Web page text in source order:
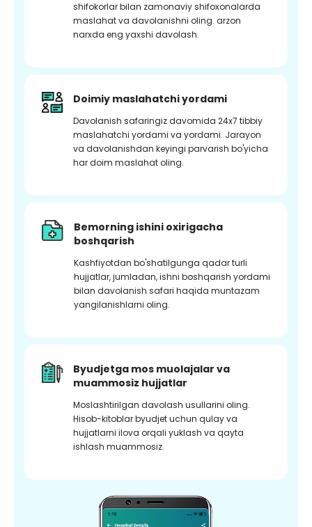
shifokorlar bilan zamonaviy shifoxonalarda
maslahat va davolanishni oling. arzon
narxda eng yaxshi davolash.
Doimiy maslahatchi yordami
Davolanish safaringiz davomida 24x7 tibbiy
maslahatchi yordami va yordami. Jarayon
va davolanishdan keyingi parvarish bo'yicha
har doim maslahat oling.
Bemorning ishini oxirigacha
boshqarish
Kashfiyotdan bo'shatilgunga qadar turli
hujjatlar, jumladan, ishni boshqarish yordami
bilan davolanish safari haqida muntazam
yangilanishlarni oling.
Byudjetga mos muolajalar va
muammosiz hujjatlar
Moslashtirilgan davolash usullarini oling.
Hisob-kitoblar byudjet uchun qulay va
hujjatlarni ilova orqali yuklash va qayta
ishlash muammosiz.